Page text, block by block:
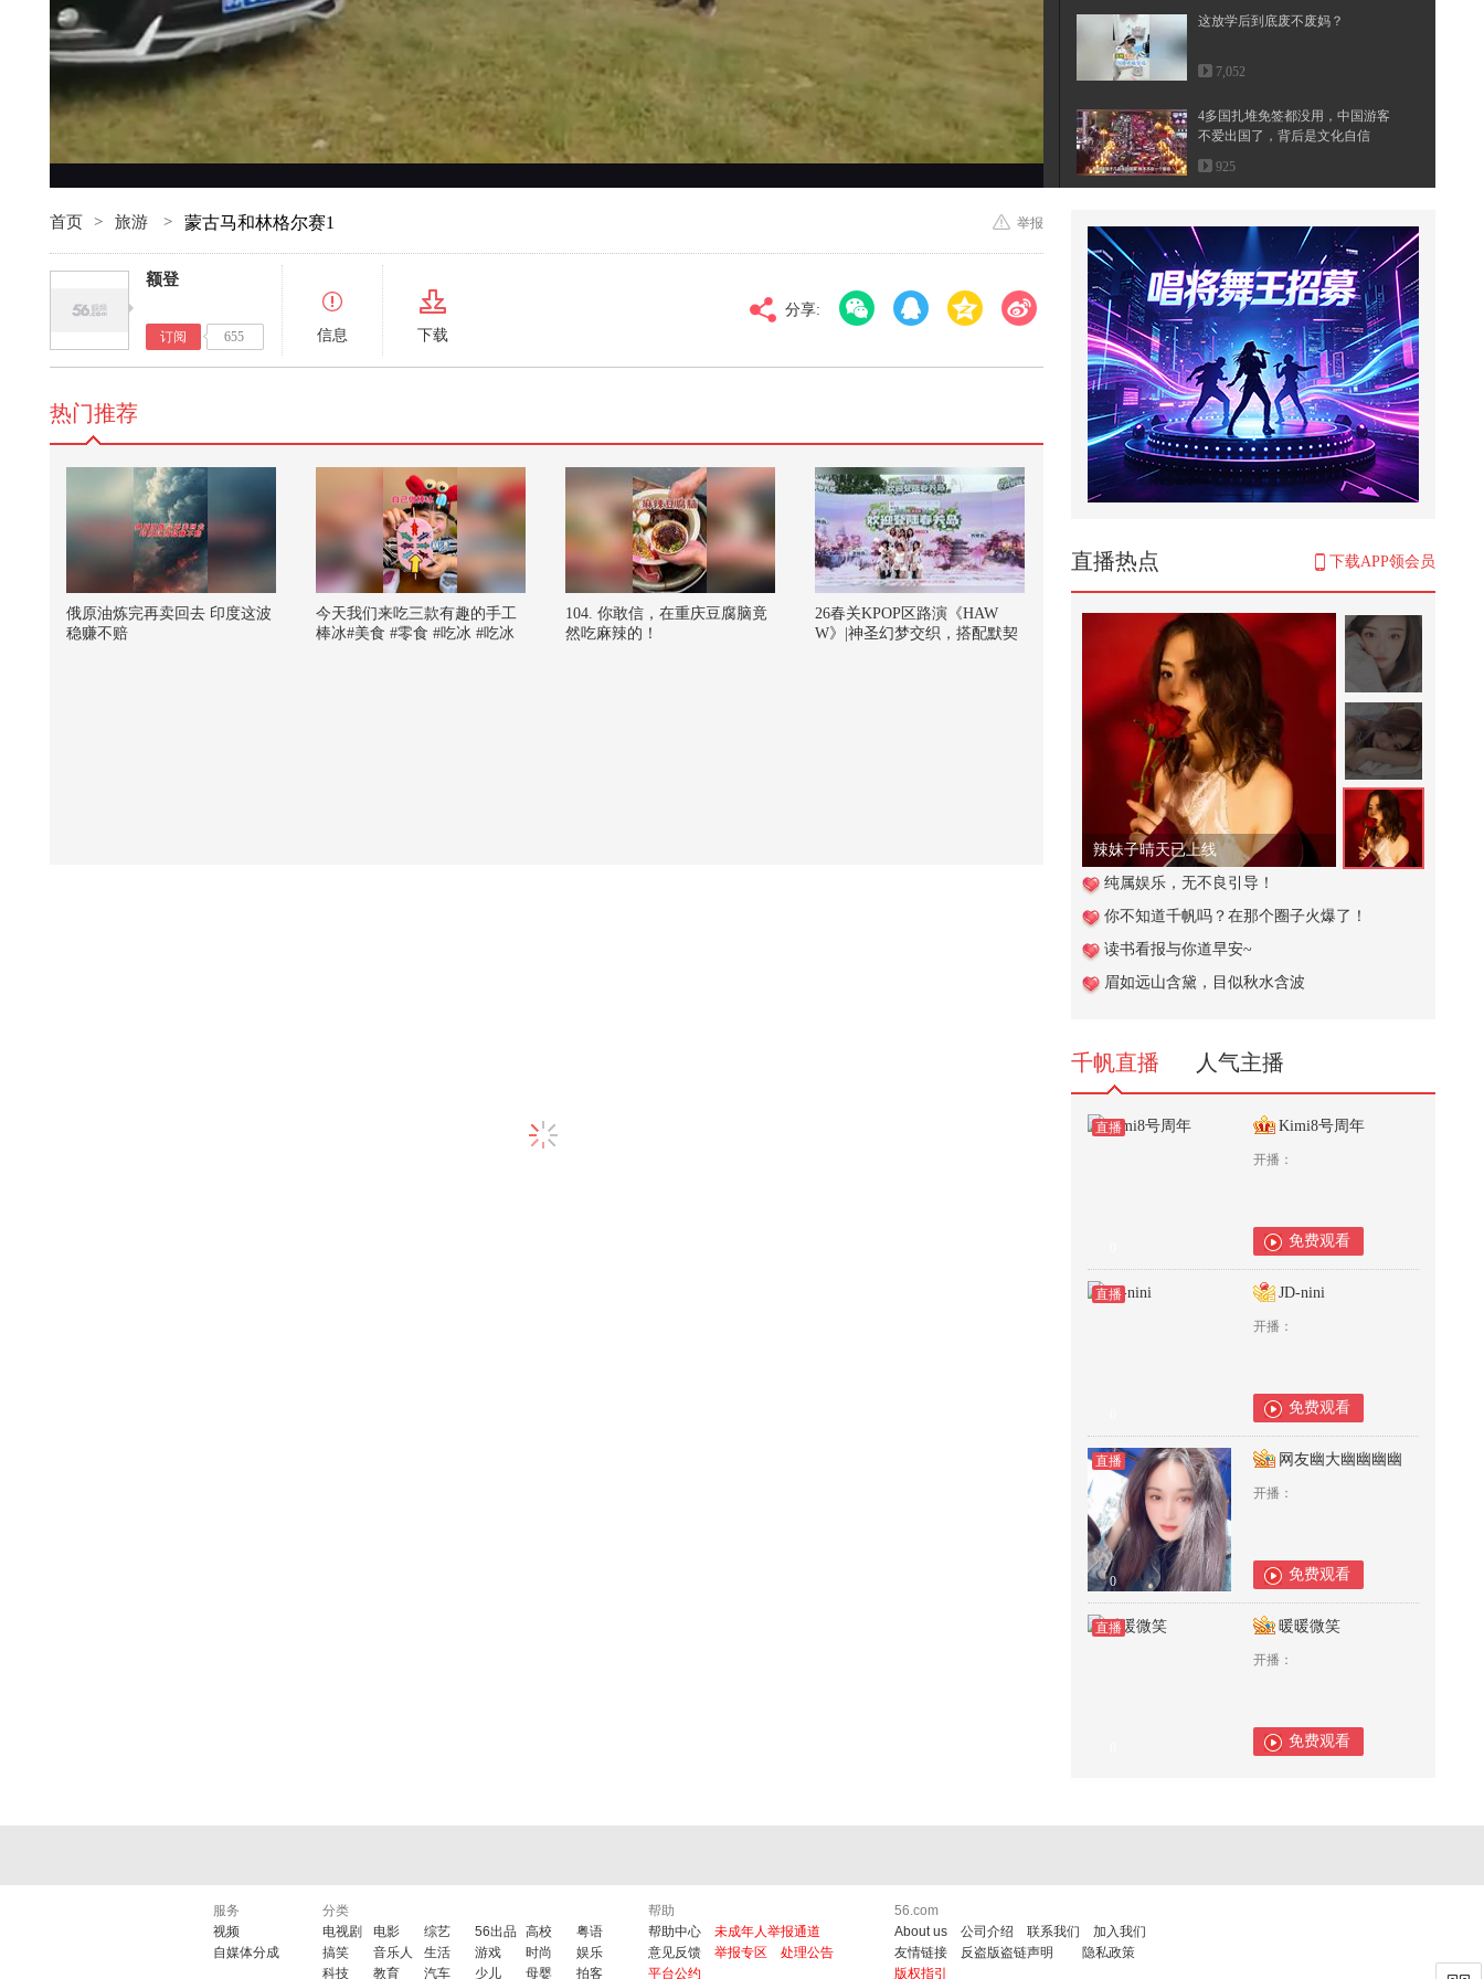
这放学后到底废不废妈？
7,052
4多国扎堆免签都没用，中国游客
不爱出国了，背后是文化自信
925
670
你以为没事，其实是肝脏在呼救！
#健康#科普 @搜狐视频官方小助手
@...
1,462
#瞭望台海#登上访华专机前，特朗
普留下一句话，在美国引起众怒
31,974
撒网
1944年的大后方，百姓用双手撑起
了国家
2026关注流舞蹈大赛 广州站后台对
话星推官&明星评委@杨泰瑞 ｜评
分...
952
什么样的子女才孝顺？怎样养儿才
能防老？
7,817
当文化遇上武打。热映电影《火遮
阳...
7,894
花一年时间，准备一份礼物
首页 > 旅游 > 蒙古马和林格尔赛1 举报
额登
订阅 655 信息 下载
分享:
直播热点 下载APP领会员
辣妹子晴天已上线
纯属娱乐，无不良引导！
你不知道千帆吗？在那个圈子火爆了！
读书看报与你道早安~
眉如远山含黛，目似秋水含波
千帆直播 人气主播
直播 Kimi8号周年
开播：
免费观看
直播 JD-nini
开播：
免费观看
直播
0
网友幽大幽幽幽幽
开播：
免费观看
直播 暖暖微笑
开播：
免费观看
热门推荐
俄原油炼完再卖回去 印度这波
稳赚不赔
今天我们来吃三款有趣的手工
棒冰#美食 #零食 #吃冰 #吃冰
104. 你敢信，在重庆豆腐脑竟
然吃麻辣的！
26春关KPOP区路演《HAW
W》|神圣幻梦交织，搭配默契
服务
视频
自媒体分成
分类
电视剧
电影 综艺 56出品 高校
粤语
搞笑
音乐人 生活 游戏 时尚
娱乐
科技
教育 汽车 少儿 母婴 拍客
帮助
帮助中心
未成年人举报通道
意见反馈
举报专区
处理公告
平台公约
56.com
About us
公司介绍 联系我们
加入我们
友情链接
反盗版盗链声明
隐私政策
版权指引